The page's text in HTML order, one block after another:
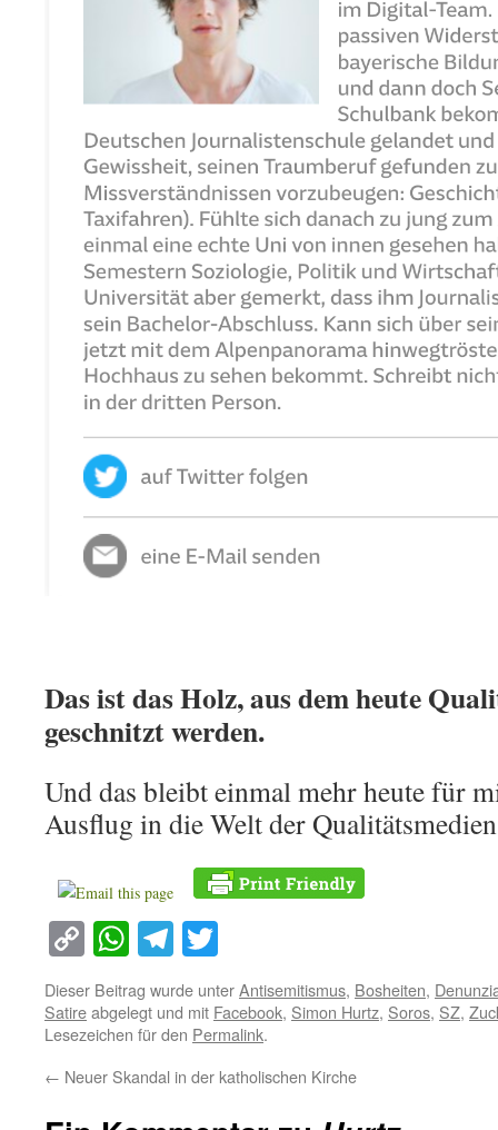
Das ist das Holz, aus dem heute
geschnitzt werden.
Und das bleibt einmal mehr heute für
Ausflug in die Welt der
Copy
Link
WhatsApp
Telegram
Dieser Beitrag wurde unterAntisemitismus, Bosheiten,
Satireabgelegt und mit Facebook, Simon Hurtz, Soros, SZ,
Lesezeichen für den Permalink.
← Neuer Skandal in der katholischen Kirche